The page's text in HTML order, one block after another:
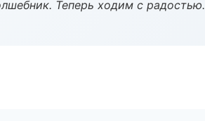
Теперь ходим с радостью.